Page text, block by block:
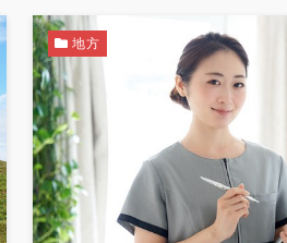
地方